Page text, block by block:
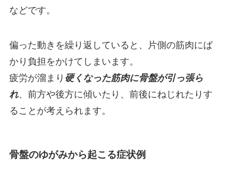
などです。
偏った動きを繰り返していると、片側の筋肉にば
かり負担をかけてしまいます。
疲労が溜まり 硬くなった筋肉に骨盤が引っ張ら
れ、前方や後方に傾いたり、前後にねじれたりす
ることが考えられます。
骨盤のゆがみから起こる症状例